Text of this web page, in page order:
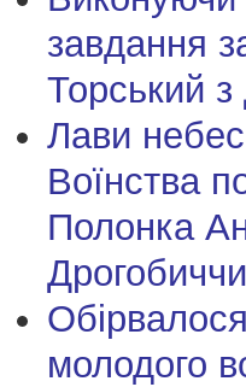
завдання
Торський
Лави
Воїнства
Полонка
молодого